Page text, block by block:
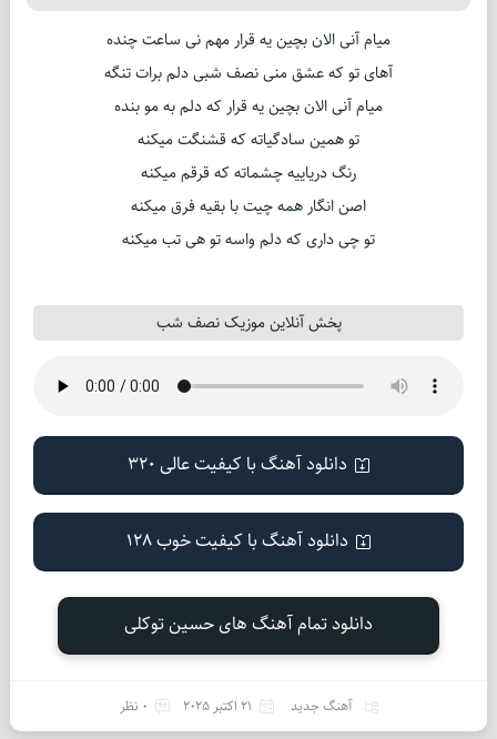
پخش آنلاین موزیک نصف شب
دانلود آهنگ با کیفیت عالی 320
دانلود آهنگ با کیفیت خوب 128
دانلود تمام آهنگ های حسین توکلی
آهنگ جدید 21 اکتبر 2025 0 نظر